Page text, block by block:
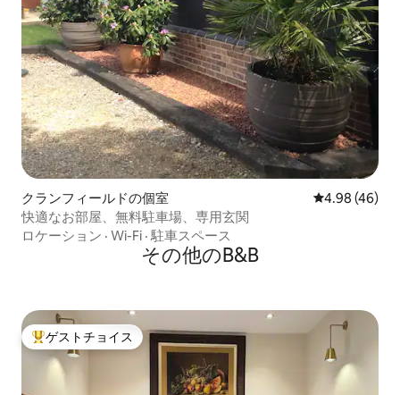
クランフィールドの個室 レビュー46
4.98 (46)
快適なお部屋、無料駐車場、専用玄関
ロケーション · Wi-Fi ·駐車スペース
その他のB&B
大好評のゲストチョイスです。
ゲストチョイス